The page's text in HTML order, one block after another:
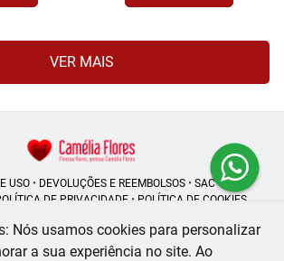
VER MAIS
USO• DEVOLUÇÕES E REEMBOLSOS• SAC
DE PRIVACIDADE• POLÍTICA DE COOKIES
Nós usamos cookies para personalizar
a sua experiência no site. Ao